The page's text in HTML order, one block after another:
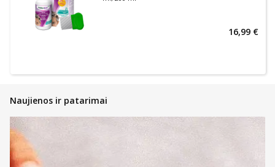
16,99 €
Naujienos ir patarimai